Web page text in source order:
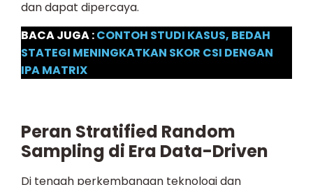
dan dapat dipercaya.
BACA JUGA :CONTOH STUDI KASUS, BEDAH
STATEGI MENINGKATKAN SKOR CSI DENGAN
IPA MATRIX
Peran Stratified Random
Sampling di Era Data-Driven
Di tengah perkembangan teknologi dan